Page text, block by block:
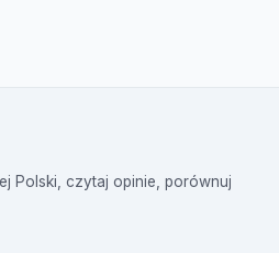
Polski, czytaj opinie, porównuj